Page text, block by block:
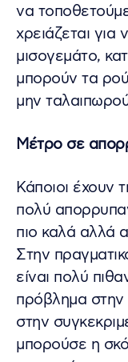
να
χρειάζεται για
μισογεμάτο,
μπορούν τα
μην
Μέτρο σε
Κάποιοι έχουν
πολύ
πιο καλά αλλά
Στην
είναι πολύ
πρόβλημα
στην
μπορούσε η